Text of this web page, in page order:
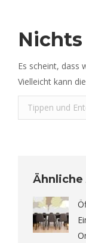
Es scheint, dass
Vielleicht kann
Search:
Ähnliche